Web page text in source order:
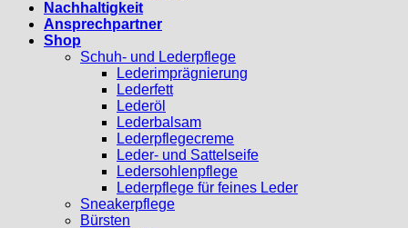
Nachhaltigkeit
Ansprechpartner
Shop
Schuh- und Lederpflege
Lederimprägnierung
Lederfett
Lederöl
Lederbalsam
Lederpflegecreme
Leder- und Sattelseife
Ledersohlenpflege
Lederpflege für feines Leder
Sneakerpflege
Bürsten